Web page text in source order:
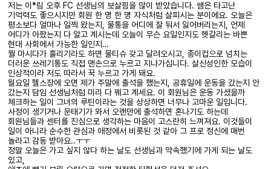
저는 이*림 오후 FC 선생님의 보살핌을 많이 받았습니다. 쌤은 타고난
기억력도 좋으시지만 회원 한 명 한 명 자식처럼 살피시는 분이에요. 오늘은
평소보다 얼마나 일찍 왔는지, 물통을 어디에 잘 둬서 잃어버리는지, 언제
어디가 아팠는지 다 알고 계시는데 오늘이 무슨 요일인지도 헷갈리는 바쁜
현대 사회에서 가능한 일인지…
뭘 마시다가 흘리기라도 하면 물티슈 갖고 달려오시고, 종이컵으로 넘치는
더러운 쓰레기통도 직접 맨손으로 누르고 지나가십니다. 살신성인한 모습이
인상적이라 저도 따라서 꾹 누르고 가게 돼요.
월요일 헬스장에 오면 제가 주말에 출석을 했는지, 공휴일에 운동을 갔는지 안
갔는지 담임 선생님처럼 미리 다 꿰고 계세요. 이 회원님은 운동 가셨을까
체크하는 일이 그녀의 루틴이라는 것을 상상하면 너무나 고마운 일입니다.
사정이 생기거나 운태기가 와서 오랜만에 출석하면 혼나기도 하는데
회원님들과 센터를 진심으로 생각하는 마음이 고스란히 느껴져요. 이것들이
일이 아니라 순수한 관심과 애정에서 비롯된 것 같아 그 프로 정신에 매번
놀라고 감동 받아요..ㅜㅜ
정말 오늘은 가고 싶지 않다 하는 날도 선생님과 약속했기에 가게 되는 날도
있고,